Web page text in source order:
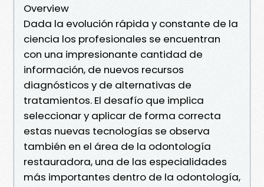
Overview
Dada la evolución rápida y constante de la
ciencia los profesionales se encuentran
con una impresionante cantidad de
información, de nuevos recursos
diagnósticos y de alternativas de
tratamientos. El desafío que implica
seleccionar y aplicar de forma correcta
estas nuevas tecnologías se observa
también en el área de la odontología
restauradora, una de las especialidades
más importantes dentro de la odontología,